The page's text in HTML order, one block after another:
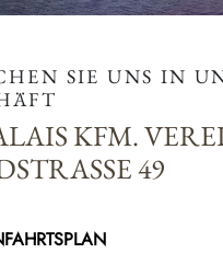
SIE UNS IN
KFM.
49